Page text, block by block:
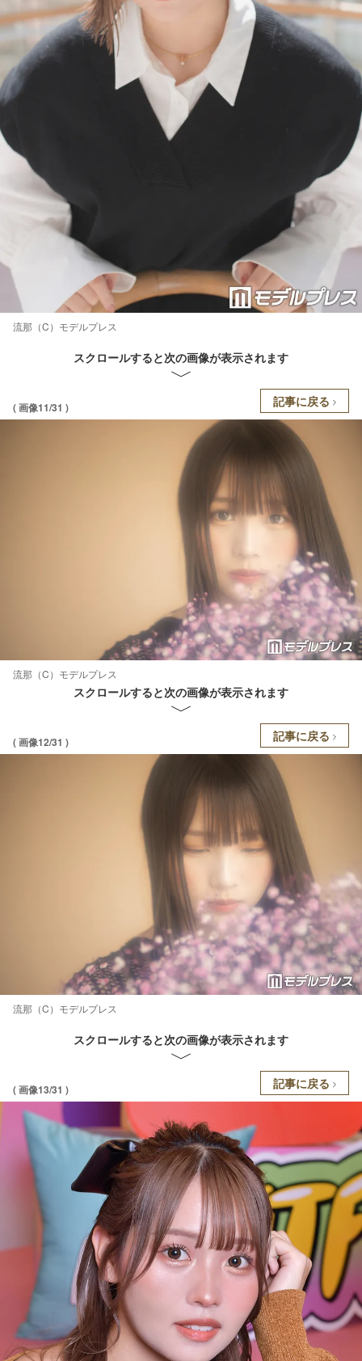
流那（C）モデルプレス
スクロールすると次の画像が表示されます
( 画像11/31 ) 記事に戻る
流那（C）モデルプレス
スクロールすると次の画像が表示されます
( 画像12/31 ) 記事に戻る
流那（C）モデルプレス
スクロールすると次の画像が表示されます
( 画像13/31 ) 記事に戻る